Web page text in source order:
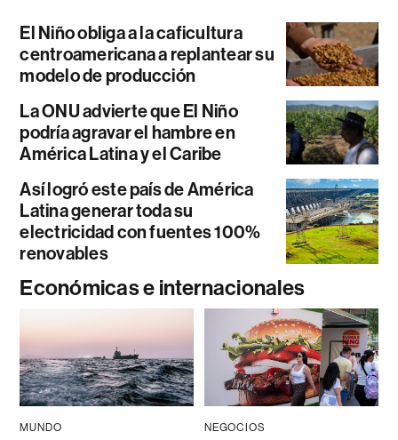
El Niño obliga a la caficultura
centroamericana a replantear su
modelo de producción
La ONU advierte que El Niño
podría agravar el hambre en
América Latina y el Caribe
Así logró este país de América
Latina generar toda su
electricidad con fuentes 100%
renovables
Económicas e internacionales
MUNDO NEGOCIOS